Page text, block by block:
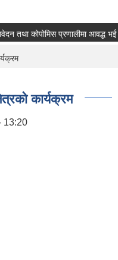
तथा कोपोमिस प्रणालीमा आवद्ध भई
कार्यक्रम
13:20